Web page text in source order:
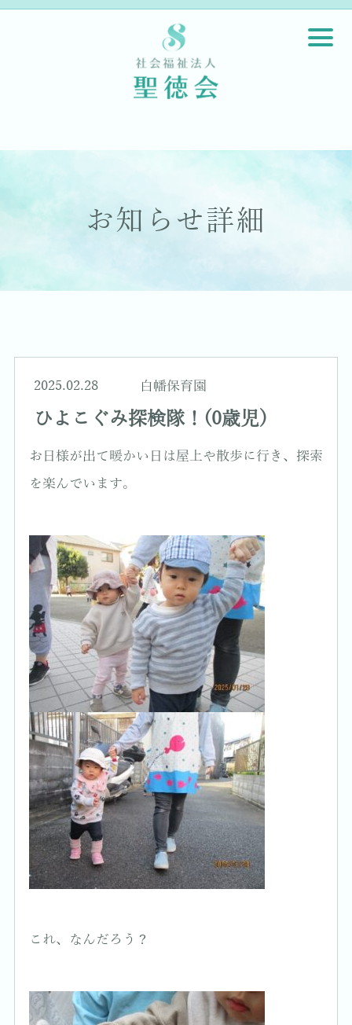
お知らせ詳細
2025.02.28 白幡保育園
ひよこぐみ探検隊！(0歳児)
お日様が出て暖かい日は屋上や散歩に行き、探索
を楽んでいます。
これ、なんだろう？